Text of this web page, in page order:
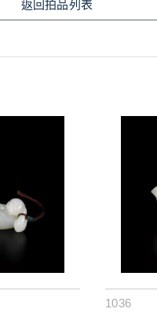
返回拍品列表
1036